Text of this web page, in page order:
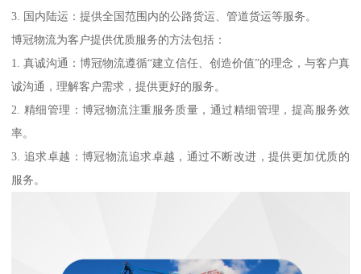
3. 国内陆运：提供全国范围内的公路货运、管道货运等服务。
博冠物流为客户提供优质服务的方法包括：
1. 真诚沟通：博冠物流遵循“建立信任、创造价值”的理念，与客户真
诚沟通，理解客户需求，提供更好的服务。
2. 精细管理：博冠物流注重服务质量，通过精细管理，提高服务效
率。
3. 追求卓越：博冠物流追求卓越，通过不断改进，提供更加优质的
服务。